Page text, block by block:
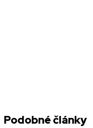
Podobné články